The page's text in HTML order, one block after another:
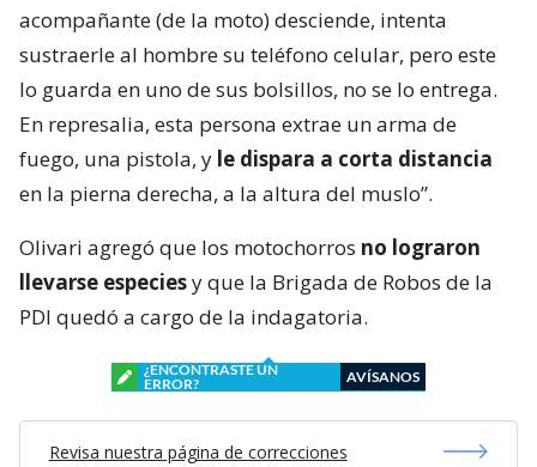
acompañante (de la moto) desciende, intenta
sustraerle al hombre su teléfono celular, pero este
lo guarda en uno de sus bolsillos, no se lo entrega.
En represalia, esta persona extrae un arma de
fuego, una pistola, y le dispara a corta distancia
en la pierna derecha, a la altura del muslo”.
Olivari agregó que los motochorros no lograron
llevarse especiesy que la Brigada de Robos de la
PDI quedó a cargo de la indagatoria.
¿ENCONTRASTE UN
ERROR?
AVÍSANOS
Revisa nuestra página de correcciones